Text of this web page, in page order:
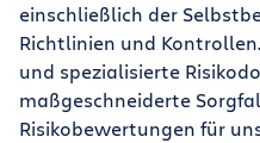
einschließlich der
Richtlinien und
und spezialisierte
maßgeschneiderte
Risikobewertungen für